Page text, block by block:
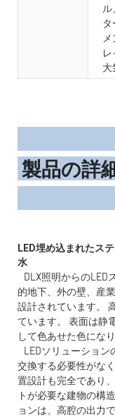
ル
タ
レ
大
製
LED埋め込まれたス
DLX照明からのLED
的地下、外の壁、産
設計されています。
ています。 表面は静
して色あせた色になり
LEDソリューション
交換する必要性がな
置設計も完全であり
トが必要な建物の構
ョンは、高腔の出力